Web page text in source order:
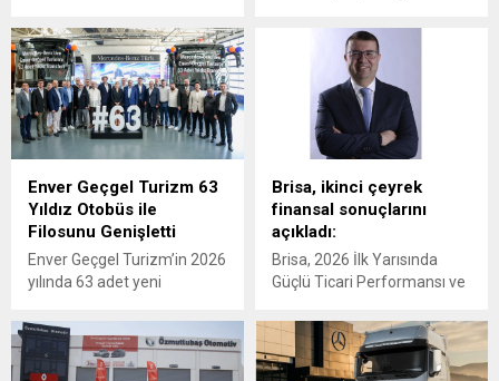
yılından bu yana uluslararası
lojistik alanında faaliyet
gösteren Tur Transit
Lojistik’e 50 adet Mercedes-
Benz Actros L 1848 LS
teslimatı gerçekleştirdi.
Epping'deki yeni tesisinin
açılışıyla güçlendiren
Hidromas, küresel çapta
genişlemeye devam ediyor.
Enver Geçgel Turizm 63
Yıldız Otobüs ile
Filosunu Genişletti
Enver Geçgel Turizm’in 2026
yılında 63 adet yeni
yatırımı ile, şirketin
filosundaki Mercedes-Benz
araçların oranı yüzde 83’e
Brisa, ikinci çeyrek
finansal sonuçlarını
açıkladı:
Brisa, 2026 İlk Yarısında
Güçlü Ticari Performansı ve
Finansal Görünümünü
Güçlendirdi